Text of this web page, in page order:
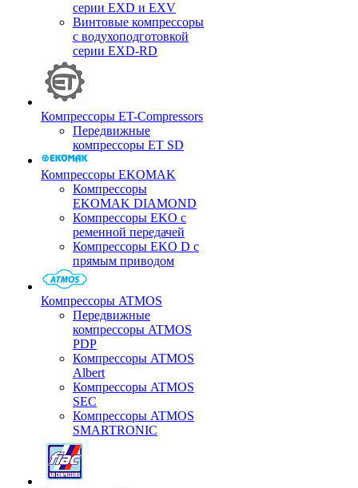
серии EXD и EXV
Винтовые компрессоры
с водухоподготовкой
серии EXD-RD
Компрессоры ET-Compressors
Передвижные
компрессоры ET SD
Компрессоры EKOMAK
Компрессоры
EKOMAK DIAMOND
Компрессоры EKO c
ременной передачей
Компрессоры EKO D с
прямым приводом
Компрессоры ATMOS
Передвижные
компрессоры ATMOS
PDP
Компрессоры ATMOS
Albert
Компрессоры ATMOS
SEC
Компрессоры ATMOS
SMARTRONIC